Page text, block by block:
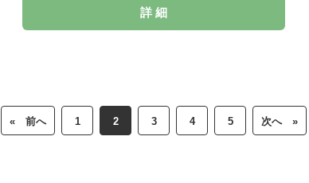
詳 細
« 前へ 1 2 3 4 5 次へ »